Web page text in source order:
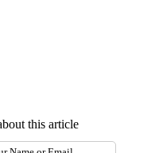
this article